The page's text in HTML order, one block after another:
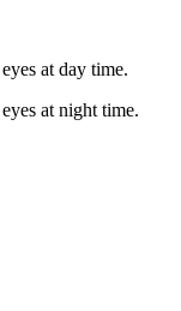
at day time.
at night time.